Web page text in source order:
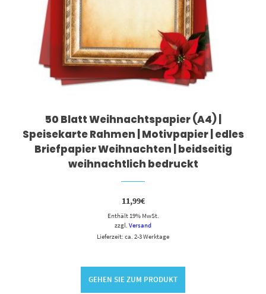
50 Blatt Weihnachtspapier (A4) |
Speisekarte Rahmen | Motivpapier | edles
Briefpapier Weihnachten | beidseitig
weihnachtlich bedruckt
11,99€
Enthält 19% MwSt.
zzgl. Versand
Lieferzeit: ca. 2-3 Werktage
GEHEN SIE ZUM PRODUKT